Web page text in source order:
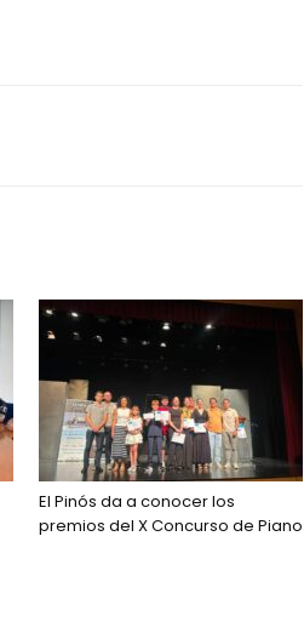
El Pinós da a conocer los
premios del X Concurso de Piano